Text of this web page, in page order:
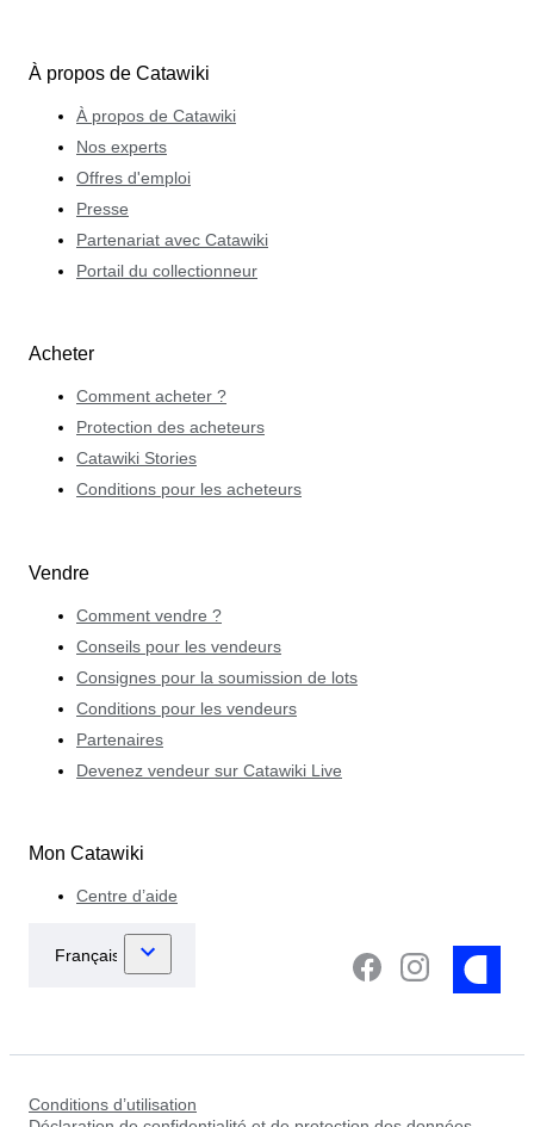
À propos de Catawiki
À propos de Catawiki
Nos experts
Offres d'emploi
Presse
Partenariat avec Catawiki
Portail du collectionneur
Acheter
Comment acheter ?
Protection des acheteurs
Catawiki Stories
Conditions pour les acheteurs
Vendre
Comment vendre ?
Conseils pour les vendeurs
Consignes pour la soumission de lots
Conditions pour les vendeurs
Partenaires
Devenez vendeur sur Catawiki Live
Mon Catawiki
Centre d’aide
Conditions d’utilisation